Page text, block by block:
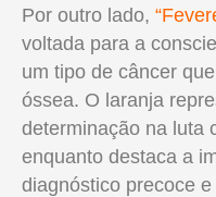
Por outro lado,
voltada para a
um tipo de câncer
óssea. O laranja
determinação na luta
enquanto destaca a
diagnóstico precoce